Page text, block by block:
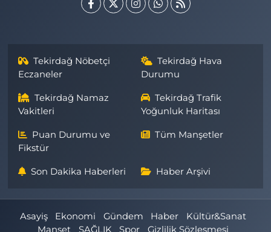
Tekirdağ Nöbetçi
Eczaneler
Tekirdağ Hava
Durumu
Tekirdağ Namaz
Vakitleri
Tekirdağ Trafik
Yoğunluk Haritası
Puan Durumu ve
Fikstür
Tüm Manşetler
Son Dakika Haberleri Haber Arşivi
Asayiş Ekonomi Gündem Haber
Kültür&Sanat
Manşet
SAĞLIK Spor
Gizlilik Sözleşmesi